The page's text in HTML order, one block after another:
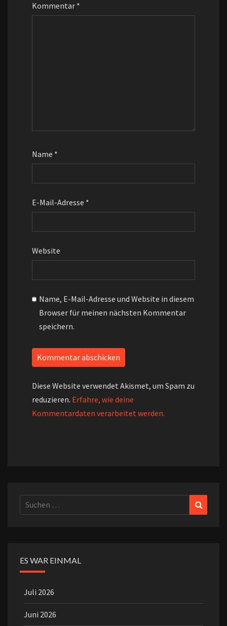
Kommentar *
Name *
E-Mail-Adresse *
Website
Name, E-Mail-Adresse und Website in diesem
Browser für meinen nächsten Kommentar
speichern.
Diese Website verwendet Akismet, um Spam zu
reduzieren. Erfahre, wie deine
Kommentardaten verarbeitet werden.
Suchen
nach:
ES WAR EINMAL
Juli 2026
Juni 2026